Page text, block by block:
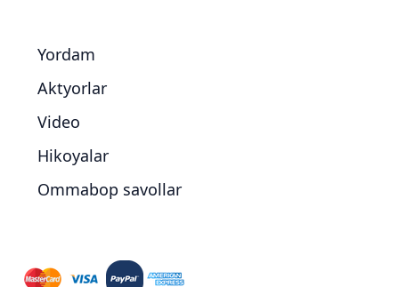
Yordam
Aktyorlar
Video
Hikoyalar
Ommabop savollar